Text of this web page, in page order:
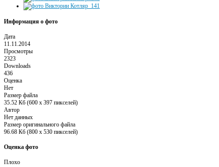
Информация о фото
Дата
11.11.2014
Просмотры
2323
Downloads
436
Оценка
Нет
Размер файла
35.52 Кб (600 x 397 пикселей)
Автор
Нет данных
Размер оригинального файла
96.68 Кб (800 x 530 пикселей)
Оценка фото
Плохо